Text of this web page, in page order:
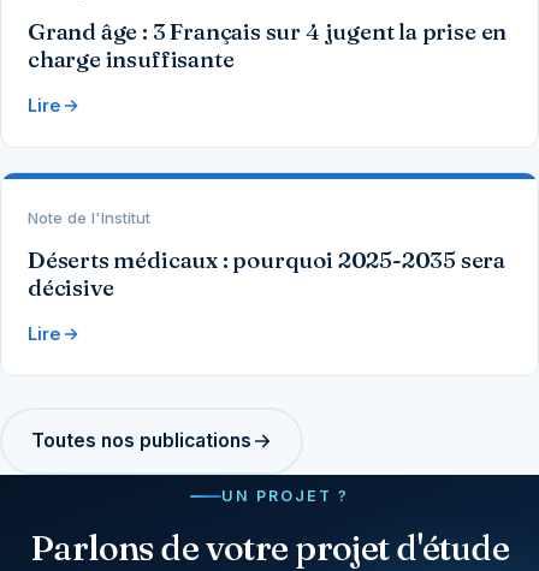
Grand âge : 3 Français sur 4 jugent la prise en
charge insuffisante
Lire
Note de l'Institut
Déserts médicaux : pourquoi 2025-2035 sera
décisive
Lire
Toutes nos publications
UN PROJET ?
Parlons de votre projet d'étude